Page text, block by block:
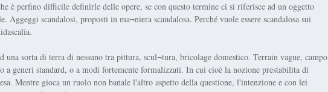
è perfino difficile definirle delle opere, se con questo termine ci si riferisce ad un oggetto
Aggeggi scandalosi, proposti in ma¬niera scandalosa. Perché vuole essere scandalosa sui
una sorta di terra di nessuno tra pittura, scul¬tura, bricolage domestico. Terrain vague, campo
a generi standard, o a modi fortemente formalizzati. In cui cioè la nozione prestabilita di
Mentre gioca un ruolo non banale l'altro aspetto della questione, l'intenzione e con lei